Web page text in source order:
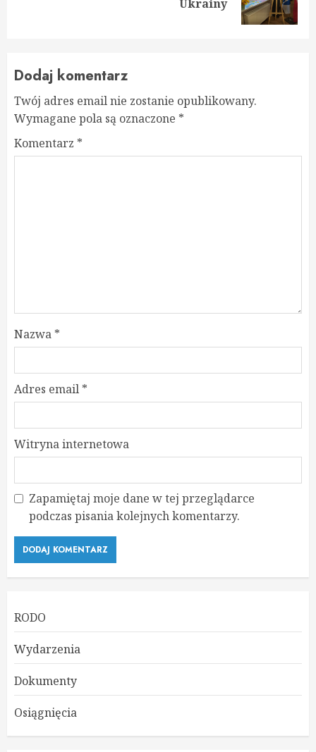
Ukrainy
Dodaj komentarz
Twój adres email nie zostanie opublikowany.
Wymagane pola są oznaczone *
Komentarz *
Nazwa *
Adres email *
Witryna internetowa
Zapamiętaj moje dane w tej przeglądarce
podczas pisania kolejnych komentarzy.
RODO
Wydarzenia
Dokumenty
Osiągnięcia